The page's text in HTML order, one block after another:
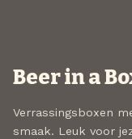
Beer in a
Verrassingsboxen
smaak. Leuk voor